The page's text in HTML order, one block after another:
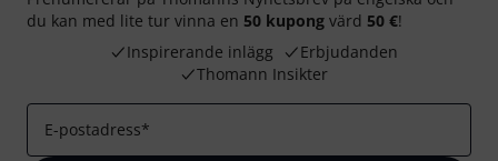
du kan med lite tur vinna en 50 kupong värd 50 €!
Inspirerande inlägg
Erbjudanden
Thomann Insikter
E-postadress*